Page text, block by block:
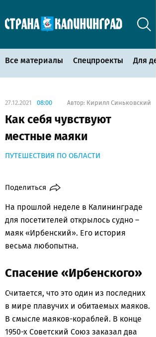
Все материалы Спецпроекты Для
27.12.2021 08:00 Автор: Кирилл Синьковский
Как себя чувствуют
местные маяки
ПУТЕШЕСТВИЯ ПО ОБЛАСТИ
Поделиться
На прошлой неделе в Калининграде
для посетителей открылось судно –
маяк «Ирбенский». Его история
весьма любопытна.
Спасение «Ирбенского»
Считается, что это один из последних
в мире плавучих и обитаемых маяков.
В смысле маяков-кораблей. В конце
1950-х Советский Союз заказал два